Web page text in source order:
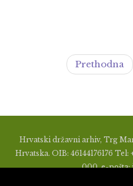
Prethodna
Hrvatski državni arhiv, Trg
Hrvatska. OIB: 46144176176 Tel:
000, e-pošta:
Zabranjeno je u bilo kojem